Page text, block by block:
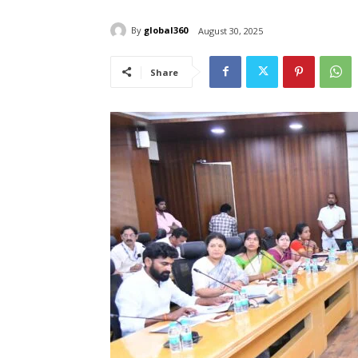
By global360 August 30, 2025
Share